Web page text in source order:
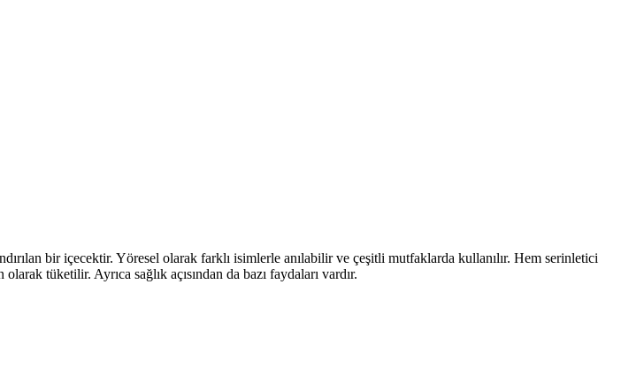
bir içecektir. Yöresel olarak farklı isimlerle anılabilir ve çeşitli mutfaklarda kullanılır. Hem serinletici
tüketilir. Ayrıca sağlık açısından da bazı faydaları vardır.